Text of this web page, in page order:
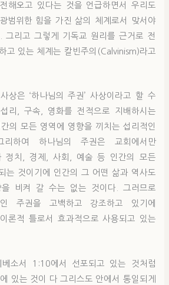
해오고 있다는 것을 언급하면서 우리도
범위한 힘을 가진 삶의 체계로서 맞서야
그리고 그렇게 기독교 원리를 근거로 전
고 있는 체계는 칼빈주의(Calvinism)라고
상은 ‘하나님의 주권’ 사상이라고 할 수
리, 구속, 영화를 전적으로 지배하시는
의 모든 영역에 영향을 끼치는 섭리적인
리하여 하나님의 주권은 교회에서만
정치, 경제, 사회, 예술 등 인간의 모든
는 것이기에 인간의 그 어떤 삶과 역사도
을 비켜 갈 수는 없는 것이다. 그러므로
주권을 고백하고 강조하고 있기에
론적 틀로서 효과적으로 사용되고 있는
베소서 1:10에서 선포되고 있는 것처럼
있는 것이 다 그리스도 안에서 통일되게